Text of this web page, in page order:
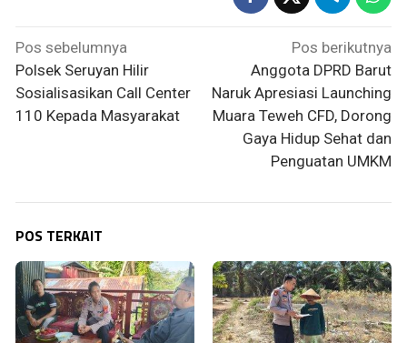
Navigasi
pos
Pos sebelumnya
Polsek Seruyan Hilir
Sosialisasikan Call Center
110 Kepada Masyarakat
Pos berikutnya
Anggota DPRD Barut
Naruk Apresiasi Launching
Muara Teweh CFD, Dorong
Gaya Hidup Sehat dan
Penguatan UMKM
POS TERKAIT